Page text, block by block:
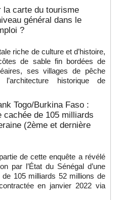
la carte du tourisme
général dans le
?
riche de culture et d’histoire,
de sable fin bordées de
ses villages de pêche
l’architecture historique de
Togo/Burkina Faso :
cachée de 105 milliards
(2ème et dernière
de cette enquête a révélé
par l’État du Sénégal d’une
105 milliards 52 millions de
en janvier 2022 via